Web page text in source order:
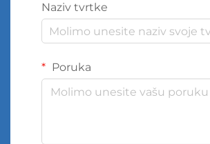
Naziv tvrtke
Poruka